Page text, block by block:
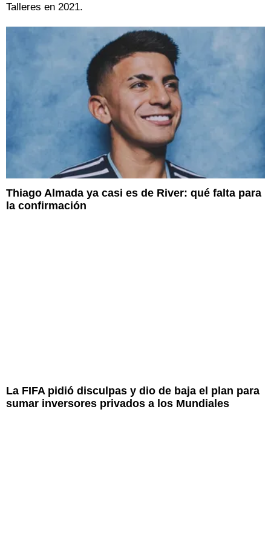
Talleres en 2021.
Thiago Almada ya casi es de River: qué falta para
la confirmación
La FIFA pidió disculpas y dio de baja el plan para
sumar inversores privados a los Mundiales